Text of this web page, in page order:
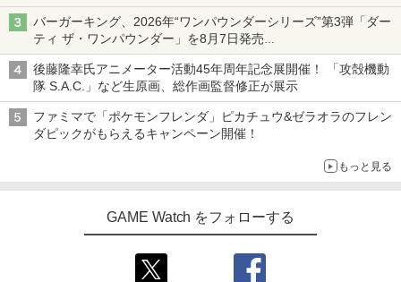
ライン販売開始
バーガーキング、2026年“ワンパウンダーシリーズ”第3弾「ダー
ティ ザ・ワンパウンダー」を8月7日発売
「特製ガーリックマヨソース」を使用した超大型チーズバーガー
後藤隆幸氏アニメーター活動45年周年記念展開催！ 「攻殻機動
隊 S.A.C.」など生原画、総作画監督修正が展示
ファミマで「ポケモンフレンダ」ピカチュウ&ゼラオラのフレン
ダピックがもらえるキャンペーン開催！
もっと見る
GAME Watch をフォローする